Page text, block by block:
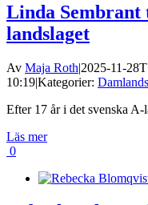
Linda Sembrant
landslaget
Av Maja Roth|2025-11-
10:19|Kategorier:
Efter 17 år i det svenska
Läs mer
0